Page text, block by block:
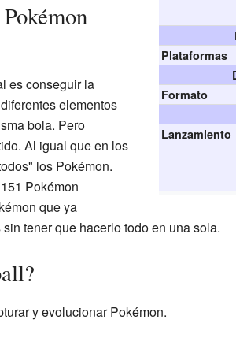
Plataformas
Formato
Lanzamiento
es conseguir la
elementos
bola. Pero
Al igual que en los
los Pokémon.
Pokémon
que ya
tener que hacerlo todo en una sola.
y evolucionar Pokémon.